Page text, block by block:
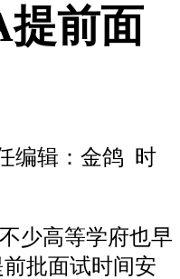
提前面
编辑：金鸽 时
少高等学府也早
批面试时间安